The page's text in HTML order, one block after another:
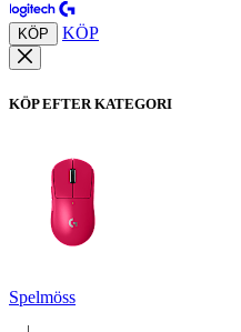
KÖP KÖP
KÖP EFTER KATEGORI
Spelmöss